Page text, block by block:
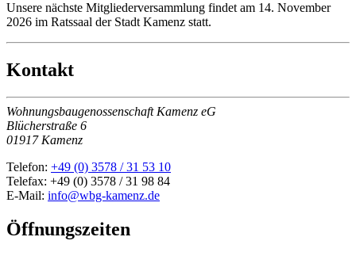
Unsere nächste Mitgliederversammlung findet am 14. November
2026 im Ratssaal der Stadt Kamenz statt.
Kontakt
Wohnungsbaugenossenschaft Kamenz eG
Blücherstraße 6
01917 Kamenz
Telefon: +49 (0) 3578 / 31 53 10
Telefax: +49 (0) 3578 / 31 98 84
E-Mail: info@wbg-kamenz.de
Öffnungszeiten